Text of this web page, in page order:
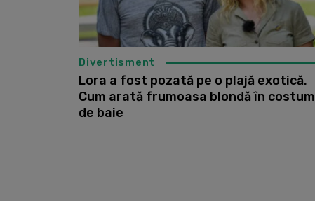
Divertisment
Lora a fost pozată pe o plajă exotică.
Cum arată frumoasa blondă în costum
de baie